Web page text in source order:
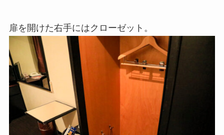
扉を開けた右手にはクローゼット。